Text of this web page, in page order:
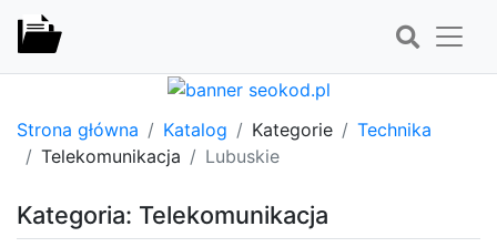
Strona główna Katalog Kategorie
Technika
Telekomunikacja
Lubuskie
Kategoria: Telekomunikacja